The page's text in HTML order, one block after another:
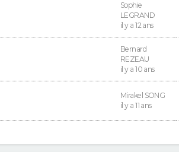
Sophie
LEGRAND
il y a 12 ans
Bernard
REZEAU
il y a 10 ans
Mirakel SONG
il y a 11 ans